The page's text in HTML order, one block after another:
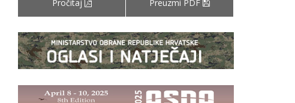
Pročitaj Preuzmi PDF